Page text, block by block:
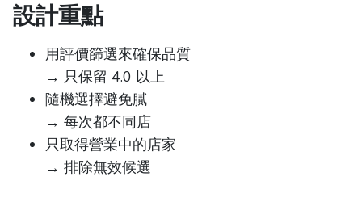
設計重點
用評價篩選來確保品質
→ 只保留 4.0 以上
隨機選擇避免膩
→ 每次都不同店
只取得營業中的店家
→ 排除無效候選